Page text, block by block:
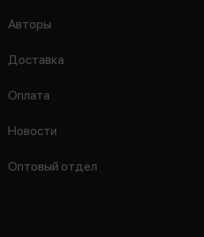
Авторы
Доставка
Оплата
Новости
Оптовый отдел